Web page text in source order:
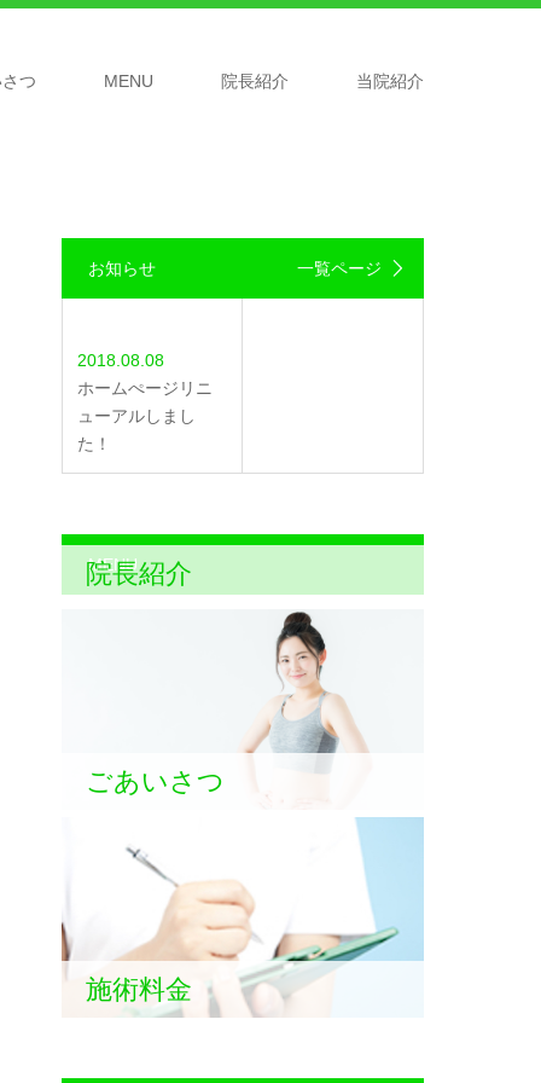
つ MENU 院長紹介 当院紹介
お知らせ 一覧ページ
2018.08.08
ホームぺージリニ
ューアルしまし
た！
MENU
院長紹介
ごあいさつ
施術料金